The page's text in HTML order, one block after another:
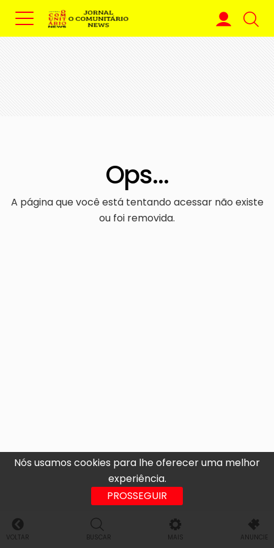
Nós usamos cookies para lhe oferecer uma melhor
experiência.
PROSSEGUIR
Ops...
A página que você está tentando acessar não existe
ou foi removida.
VOLTAR BUSCAR MAIS ANUNCIE